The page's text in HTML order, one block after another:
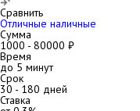
Сравнить
Отличные наличные
Сумма
1000 - 80000 ₽
Время
до 5 минут
Срок
30 - 180 дней
Ставка